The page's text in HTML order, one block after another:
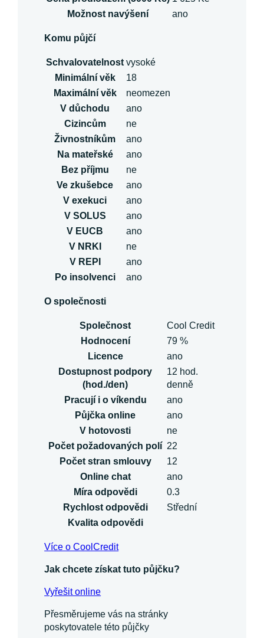
Možnost navýšení
ano
Komu půjčí
Schvalovatelnost vysoké
Minimální věk
18
Maximální věk
neomezen
V důchodu
ano
Cizincům
ne
Živnostníkům
ano
Na mateřské
ano
Bez příjmu
ne
Ve zkušebce
ano
V exekuci
ano
V SOLUS
ano
V EUCB
ano
V NRKI
ne
V REPI
ano
Po insolvenci
ano
O společnosti
Společnost
Cool Credit
Hodnocení
79 %
Licence
ano
Dostupnost podpory
(hod./den)
12 hod.
denně
Pracují i o víkendu
ano
Půjčka online
ano
V hotovosti
ne
Počet požadovaných polí 22
Počet stran smlouvy
12
Online chat
ano
Míra odpovědi
0.3
Rychlost odpovědi
Střední
Kvalita odpovědi
Více o CoolCredit
Jak chcete získat tuto půjčku?
Vyřešit online
Přesměrujeme vás na stránky
poskytovatele této půjčky